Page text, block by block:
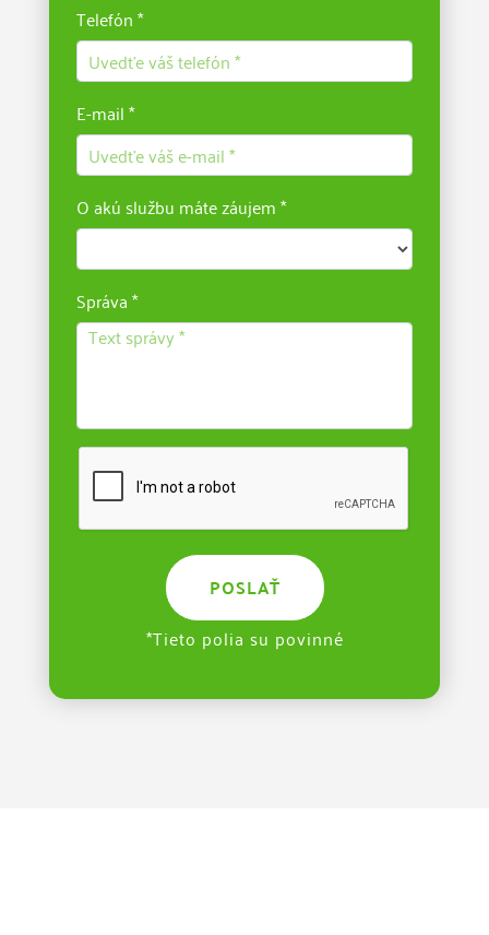
Telefón *
E-mail *
O akú službu máte záujem *
Správa *
*Tieto polia su povinné